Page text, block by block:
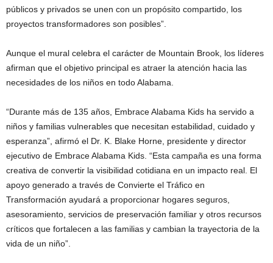
públicos y privados se unen con un propósito compartido, los
proyectos transformadores son posibles”.
Aunque el mural celebra el carácter de Mountain Brook, los líderes
afirman que el objetivo principal es atraer la atención hacia las
necesidades de los niños en todo Alabama.
“Durante más de 135 años, Embrace Alabama Kids ha servido a
niños y familias vulnerables que necesitan estabilidad, cuidado y
esperanza”, afirmó el Dr. K. Blake Horne, presidente y director
ejecutivo de Embrace Alabama Kids. “Esta campaña es una forma
creativa de convertir la visibilidad cotidiana en un impacto real. El
apoyo generado a través de Convierte el Tráfico en
Transformación ayudará a proporcionar hogares seguros,
asesoramiento, servicios de preservación familiar y otros recursos
críticos que fortalecen a las familias y cambian la trayectoria de la
vida de un niño”.